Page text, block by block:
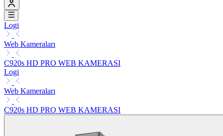
Logi
Web Kameraları
C920s HD PRO WEB KAMERASI
Logi
Web Kameraları
C920s HD PRO WEB KAMERASI